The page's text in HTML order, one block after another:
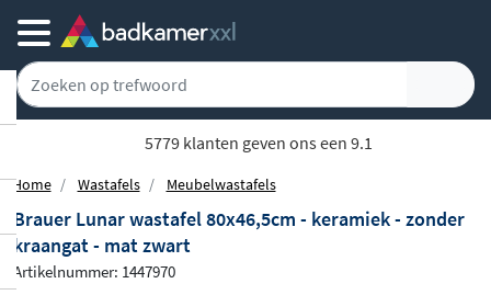
5779 klanten geven ons een 9.1
Home Wastafels Meubelwastafels
Brauer Lunar wastafel 80x46,5cm - keramiek - zonder
kraangat - mat zwart
Artikelnummer: 1447970